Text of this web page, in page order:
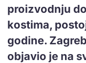
proizvodnju
kostima,
godine.
objavio je na